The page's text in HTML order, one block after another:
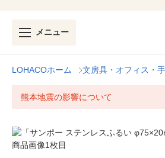
メニュー
LOHACOホーム 文房具・オフィス・
熊本地震の影響について